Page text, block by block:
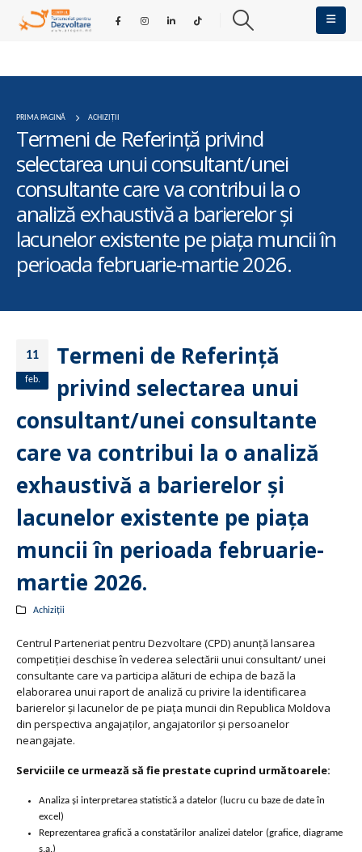
PRIMA PAGINĂ ACHIZIȚII
Termeni de Referință privind
selectarea unui consultant/unei
consultante care va contribui la o
analiză exhaustivă a barierelor și
lacunelor existente pe piața muncii în
perioada februarie-martie 2026.
11
feb.
Termeni de Referință
privind selectarea unui
consultant/unei consultante
care va contribui la o analiză
exhaustivă a barierelor și
lacunelor existente pe piața
muncii în perioada februarie-
martie 2026.
Achiziții
Centrul Parteneriat pentru Dezvoltare (CPD) anunță lansarea
competiției deschise în vederea selectării unui consultant/ unei
consultante care va participa alături de echipa de bază la
elaborarea unui raport de analiză cu privire la identificarea
barierelor și lacunelor de pe piața muncii din Republica Moldova
din perspectiva angajaților, angajatorilor și persoanelor
neangajate.
Serviciile ce urmează să fie prestate cuprind următoarele:
Analiza și interpretarea statistică a datelor (lucru cu baze de date în
excel)
Reprezentarea grafică a constatărilor analizei datelor (grafice, diagrame
ș.a.)